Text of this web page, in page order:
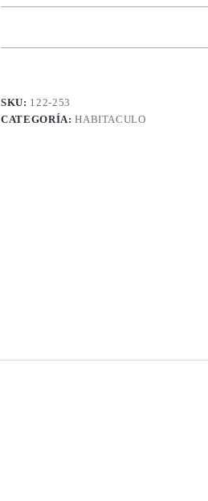
SKU: 122-253
CATEGORÍA:HABITACULO